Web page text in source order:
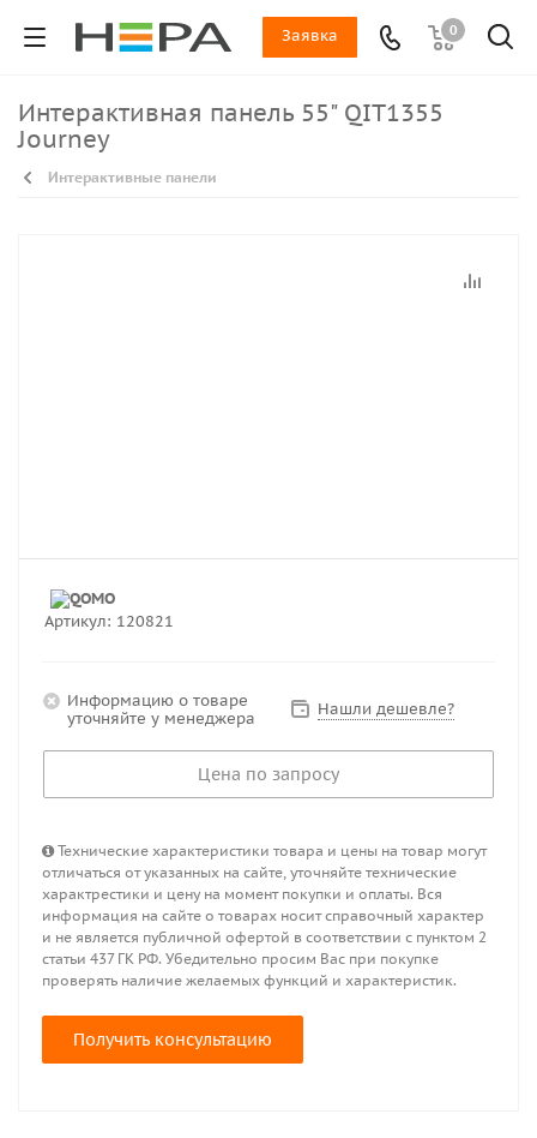
0
Заявка
Интерактивная панель 55" QIT1355
Journey
Интерактивные панели
Артикул: 120821
Информацию о товаре
уточняйте у менеджера
Нашли дешевле?
Цена по запросу
Технические характеристики товара и цены на товар могут
отличаться от указанных на сайте, уточняйте технические
характрестики и цену на момент покупки и оплаты. Вся
информация на сайте о товарах носит справочный характер
и не является публичной офертой в соответствии с пунктом 2
статьи 437 ГК РФ. Убедительно просим Вас при покупке
проверять наличие желаемых функций и характеристик.
Получить консультацию